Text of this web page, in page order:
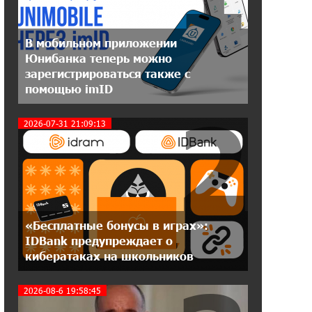
20:31:19 14-07-2026
Юнибанк разыграет поездку в
Италию среди новых держателей
карт Mastercard World «Travel»
Москва–Баку: есть разногласия, но
связи сохраняются. А мы что
делаем?
18:04:39 13-07-2026
День благодарности клиентам в
Ванадзоре: IDBank
17:07:36 11-07-2026
уничтожить Армению․ Аршак
В мобильном приложении
Юнибанка теперь можно
зарегистрироваться также с
помощью imID
2026-07-31 21:09:13
«Бесплатные бонусы в играх»:
IDBank предупреждает о
кибератаках на школьников
2
2026-08-6 19:58:45